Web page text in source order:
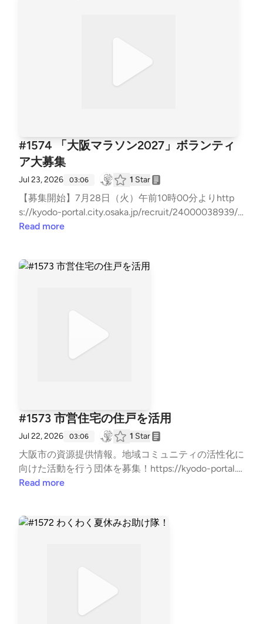
#1574 「大阪マラソン2027」ボランティ
ア大募集
Jul 23, 2026 03:06 1 Star
【募集開始】7月28日（火）午前10時00分よりhttp
s://kyodo-portal.city.osaka.jp/recruit/24000038939/?
mode=poお問い合わせはお気軽に！⇒⁠⁠⁠⁠⁠⁠⁠⁠⁠⁠⁠⁠⁠⁠⁠⁠⁠⁠⁠⁠⁠⁠⁠⁠⁠⁠⁠⁠⁠⁠⁠⁠⁠⁠⁠⁠⁠⁠⁠⁠⁠⁠⁠⁠⁠⁠⁠⁠⁠⁠⁠⁠⁠⁠⁠⁠⁠⁠⁠⁠⁠⁠⁠⁠⁠⁠⁠⁠⁠⁠⁠⁠⁠⁠⁠⁠⁠⁠⁠⁠⁠⁠⁠⁠⁠⁠⁠⁠⁠⁠⁠⁠⁠⁠⁠⁠⁠⁠⁠⁠⁠⁠⁠⁠⁠⁠⁠⁠⁠⁠⁠⁠⁠⁠⁠⁠⁠⁠⁠⁠⁠⁠⁠⁠⁠⁠⁠⁠⁠⁠⁠⁠⁠⁠⁠⁠⁠⁠⁠⁠⁠⁠⁠⁠⁠⁠⁠⁠⁠⁠⁠⁠⁠⁠⁠⁠⁠⁠⁠⁠⁠⁠⁠⁠⁠⁠⁠⁠⁠⁠⁠⁠⁠⁠⁠⁠⁠⁠⁠⁠⁠⁠⁠⁠⁠⁠⁠⁠⁠⁠⁠⁠⁠⁠⁠⁠⁠⁠⁠⁠⁠⁠⁠⁠⁠⁠⁠⁠⁠⁠⁠⁠⁠⁠⁠⁠⁠⁠⁠⁠⁠⁠⁠⁠⁠⁠⁠⁠⁠⁠⁠⁠⁠⁠⁠⁠⁠⁠⁠⁠⁠⁠⁠⁠⁠⁠⁠⁠⁠⁠⁠⁠⁠⁠⁠⁠⁠⁠⁠⁠⁠⁠⁠⁠⁠⁠⁠⁠⁠⁠⁠⁠⁠⁠⁠⁠⁠⁠⁠⁠⁠⁠⁠⁠⁠⁠⁠⁠⁠⁠⁠⁠⁠⁠⁠⁠⁠⁠⁠⁠⁠⁠⁠⁠⁠⁠⁠⁠⁠⁠⁠⁠⁠⁠⁠⁠⁠⁠⁠⁠⁠⁠⁠⁠⁠⁠⁠⁠⁠⁠⁠⁠⁠⁠⁠⁠⁠⁠⁠⁠⁠⁠⁠⁠⁠⁠⁠⁠⁠⁠⁠⁠⁠⁠⁠⁠⁠⁠⁠⁠⁠⁠⁠⁠⁠⁠⁠⁠⁠⁠⁠⁠⁠⁠⁠⁠⁠⁠⁠⁠⁠⁠⁠⁠⁠⁠⁠⁠⁠⁠⁠⁠⁠⁠⁠⁠⁠⁠⁠⁠⁠⁠⁠⁠⁠⁠⁠⁠⁠⁠⁠⁠⁠⁠⁠⁠⁠⁠⁠⁠⁠⁠⁠⁠⁠⁠⁠⁠⁠⁠⁠⁠⁠⁠⁠⁠⁠⁠⁠⁠⁠⁠⁠⁠⁠https://x.gd/7
Read more
#1573 市営住宅の住戸を活用
Jul 22, 2026 03:06 1 Star
大阪市の資源提供情報。地域コミュニティの活性化に
向けた活動を行う団体を募集！https://kyodo-portal.ci
ty.osaka.jp/contributions/24000039066/?mode=poお
Read more